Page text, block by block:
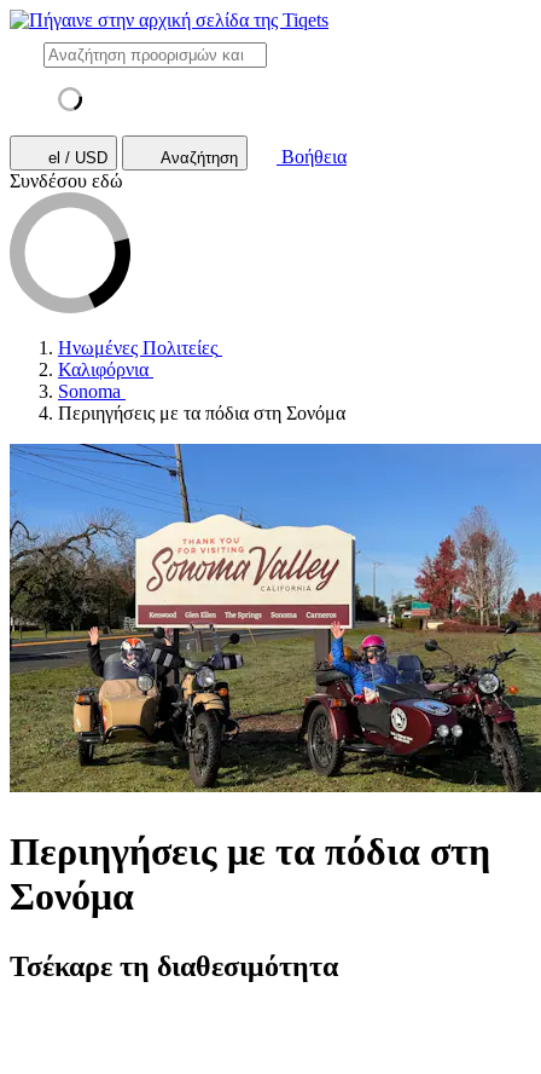
el / USD Αναζήτηση
Βοήθεια
Συνδέσου εδώ
Ηνωμένες Πολιτείες
Καλιφόρνια
Sonoma
Περιηγήσεις με τα πόδια στη Σονόμα
Περιηγήσεις με τα πόδια στη
Σονόμα
Τσέκαρε τη διαθεσιμότητα